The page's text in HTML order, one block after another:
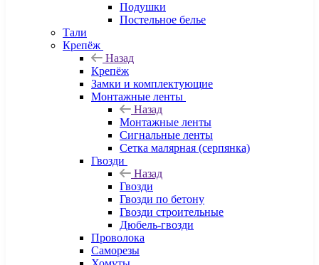
Подушки
Постельное белье
Тали
Крепёж
Назад
Крепёж
Замки и комплектующие
Монтажные ленты
Назад
Монтажные ленты
Сигнальные ленты
Сетка малярная (серпянка)
Гвозди
Назад
Гвозди
Гвозди по бетону
Гвозди строительные
Дюбель-гвозди
Проволока
Саморезы